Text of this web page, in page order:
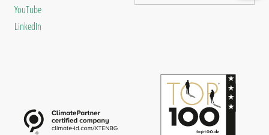
YouTube
LinkedIn